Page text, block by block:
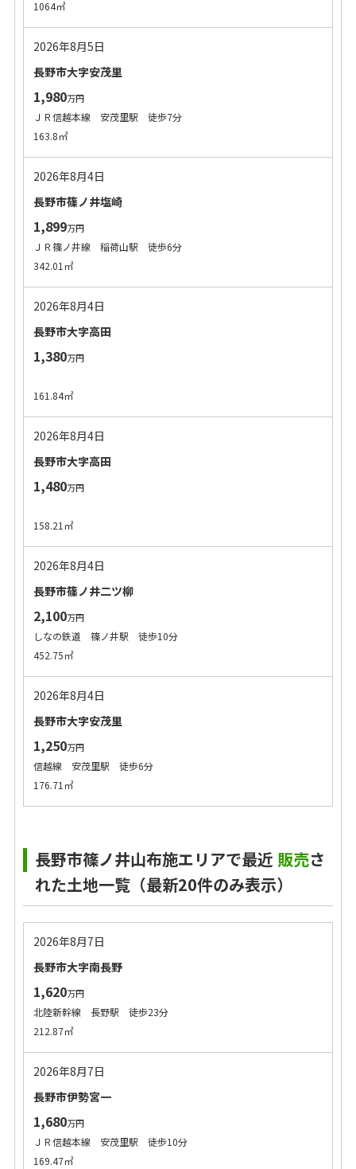
1064㎡
2026年8月5日
長野市大字安茂里
1,980万円
ＪＲ信越本線 安茂里駅 徒歩7分
163.8㎡
2026年8月4日
長野市篠ノ井塩崎
1,899万円
ＪＲ篠ノ井線 稲荷山駅 徒歩6分
342.01㎡
2026年8月4日
長野市大字高田
1,380万円
161.84㎡
2026年8月4日
長野市大字高田
1,480万円
158.21㎡
2026年8月4日
長野市篠ノ井二ツ柳
2,100万円
しなの鉄道 篠ノ井駅 徒歩10分
452.75㎡
2026年8月4日
長野市大字安茂里
1,250万円
信越線 安茂里駅 徒歩6分
176.71㎡
長野市篠ノ井山布施エリアで最近 販売さ
れた土地一覧（最新20件のみ表示）
2026年8月7日
長野市大字南長野
1,620万円
北陸新幹線 長野駅 徒歩23分
212.87㎡
2026年8月7日
長野市伊勢宮一
1,680万円
ＪＲ信越本線 安茂里駅 徒歩10分
169.47㎡